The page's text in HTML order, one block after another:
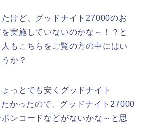
けど、グッドナイト27000のお
実施していないのかな～！？と
もこちらをご覧の方の中にはい
か？
っとでも安くグッドナイト
かったので、グッドナイト27000
ンコードなどがないかな～と思